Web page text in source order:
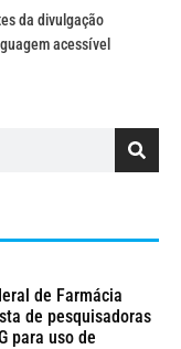
da divulgação
acessível
de Farmácia
de pesquisadoras
para uso de